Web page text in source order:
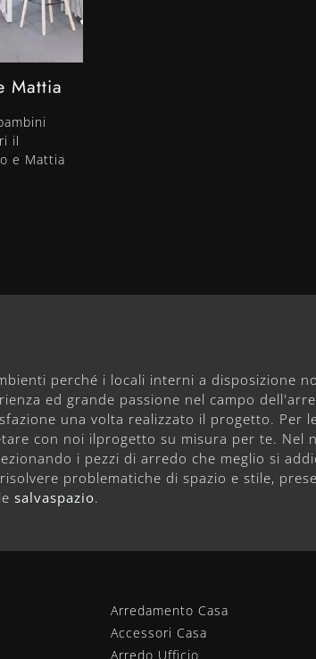
Mattia
il
e Mattia
perché i locali interni a disposizione
ed grande passione nel campo
una volta realizzato il progetto. Per
con noi ilprogetto su misura per te.
i pezzi di arredo che meglio si
problematiche di spazio e stile,
salvaspazio.
Arredamento Casa
Accessori Casa
Arredo Ufficio